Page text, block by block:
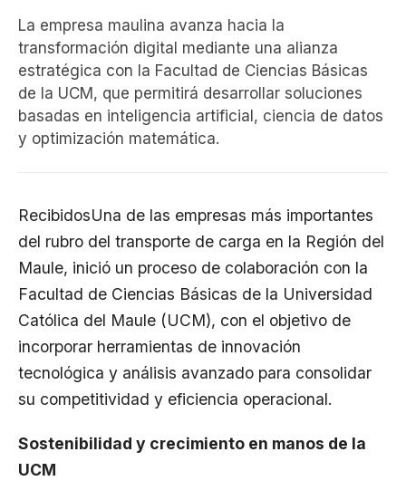
La empresa maulina avanza hacia la
transformación digital mediante una alianza
estratégica con la Facultad de Ciencias Básicas
de la UCM, que permitirá desarrollar soluciones
basadas en inteligencia artificial, ciencia de datos
y optimización matemática.
RecibidosUna de las empresas más importantes
del rubro del transporte de carga en la Región del
Maule, inició un proceso de colaboración con la
Facultad de Ciencias Básicas de la Universidad
Católica del Maule (UCM), con el objetivo de
incorporar herramientas de innovación
tecnológica y análisis avanzado para consolidar
su competitividad y eficiencia operacional.
Sostenibilidad y crecimiento en manos de la
UCM